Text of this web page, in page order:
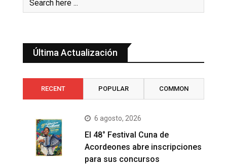
Última Actualización
RECENT POPULAR COMMON
6 agosto, 2026
El 48° Festival Cuna de
Acordeones abre inscripciones
para sus concursos